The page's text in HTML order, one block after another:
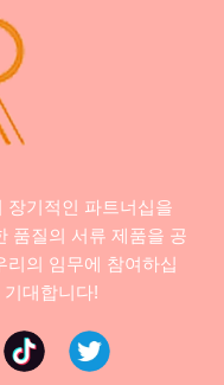
장기적인 파트너십을
품질의 서류 제품을 공
리의 임무에 참여하십
대합니다!